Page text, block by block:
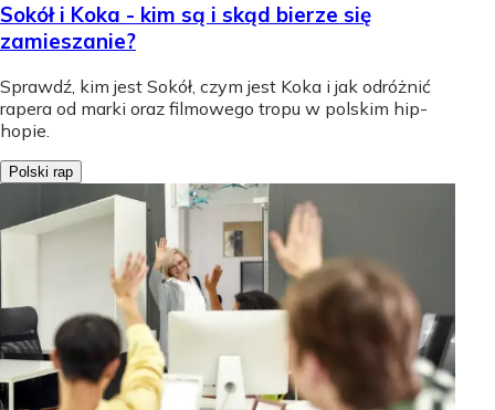
Sokół i Koka - kim są i skąd bierze się
zamieszanie?
Sprawdź, kim jest Sokół, czym jest Koka i jak odróżnić
rapera od marki oraz filmowego tropu w polskim hip-
hopie.
Polski rap